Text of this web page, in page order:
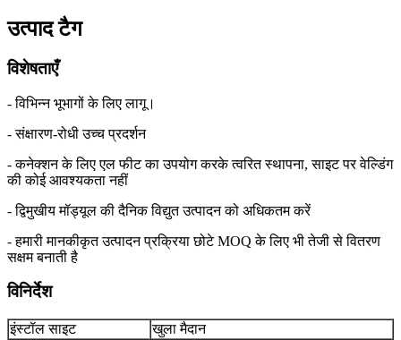
उत्पाद टैग
विशेषताएँ
- विभिन्न भूभागों के लिए लागू।
- संक्षारण-रोधी उच्च प्रदर्शन
- कनेक्शन के लिए एल फीट का उपयोग करके त्वरित स्थापना, साइट पर वेल्डिंग
की कोई आवश्यकता नहीं
- द्विमुखीय मॉड्यूल की दैनिक विद्युत उत्पादन को अधिकतम करें
- हमारी मानकीकृत उत्पादन प्रक्रिया छोटे MOQ के लिए भी तेजी से वितरण
सक्षम बनाती है
विनिर्देश
इंस्टॉल साइट
खुला मैदान